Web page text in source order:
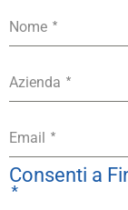
Nome *
Azienda *
Email *
Consenti a
*